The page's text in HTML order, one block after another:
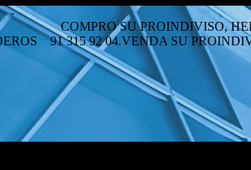
, PARTE
91 315 92 04.VENDA SU